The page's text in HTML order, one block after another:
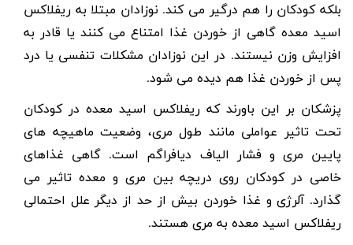
بلکه کودکان را هم درگیر می کند. نوزادان مبتلا به ریفلاکس
اسید معده گاهی از خوردن غذا امتناع می کنند یا قادر به
افزایش وزن نیستند. در این نوزادان مشکلات تنفسی یا درد
پس از خوردن غذا هم دیده می شود.
پزشکان بر این باورند که ریفلاکس اسید معده در کودکان
تحت تاثیر عواملی مانند طول مری، وضعیت ماهیچه های
پایین مری و فشار الیاف دیافراگم است. گاهی غذاهای
خاصی در کودکان روی دریچه بین مری و معده تاثیر می
گذارد. آلرژی و غذا خوردن بیش از حد از دیگر علل احتمالی
ریفلاکس اسید معده به مری هستند.